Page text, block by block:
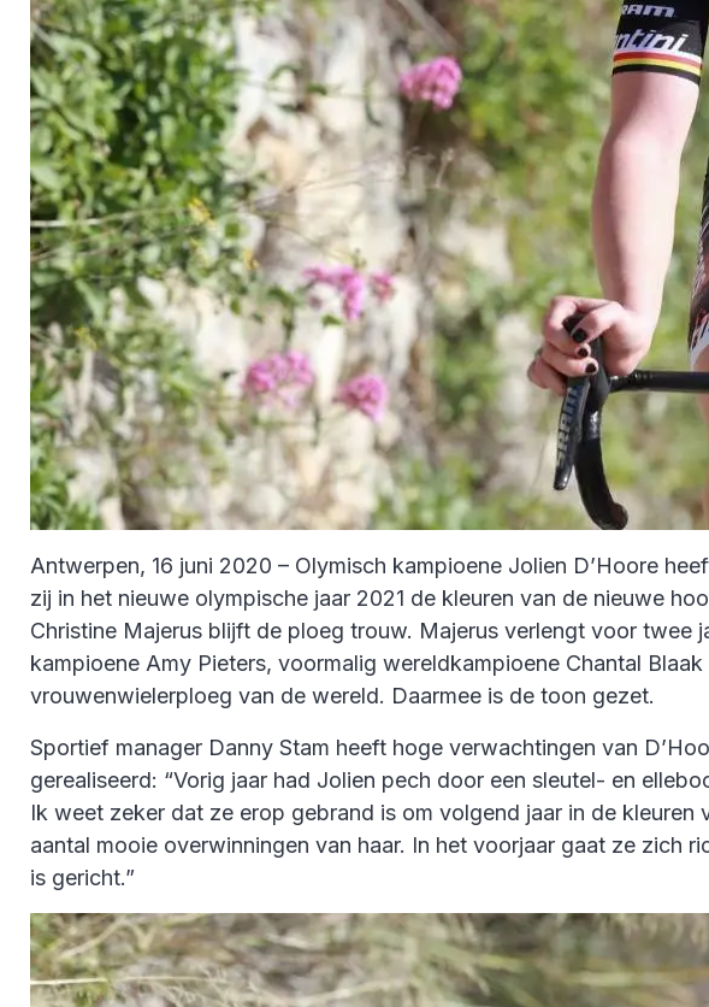
Antwerpen, 16 juni 2020 – Olymisch kampioene Jolien D’Hoore
zij in het nieuwe olympische jaar 2021 de kleuren van de nieuwe
Christine Majerus blijft de ploeg trouw. Majerus verlengt voor twee
kampioene Amy Pieters, voormalig wereldkampioene Chantal
vrouwenwielerploeg van de wereld. Daarmee is de toon gezet.
Sportief manager Danny Stam heeft hoge verwachtingen van
gerealiseerd: “Vorig jaar had Jolien pech door een sleutel- en
Ik weet zeker dat ze erop gebrand is om volgend jaar in de
aantal mooie overwinningen van haar. In het voorjaar gaat ze zich
is gericht.”